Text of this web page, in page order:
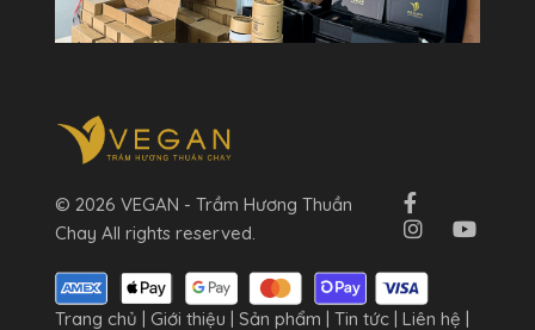
© 2026 VEGAN - Trầm Hương Thuần
Chay All rights reserved.
Trang chủ | Giới thiệu | Sản phẩm | Tin tức | Liên hệ |